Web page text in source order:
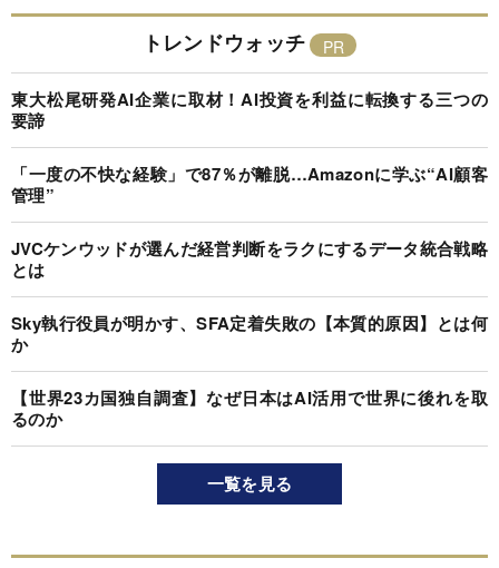
トレンドウォッチ
東大松尾研発AI企業に取材！AI投資を利益に転換する三つの
要諦
「一度の不快な経験」で87％が離脱…Amazonに学ぶ“AI顧客
管理”
JVCケンウッドが選んだ経営判断をラクにするデータ統合戦略
とは
Sky執行役員が明かす、SFA定着失敗の【本質的原因】とは何
か
【世界23カ国独自調査】なぜ日本はAI活用で世界に後れを取
るのか
一覧を見る